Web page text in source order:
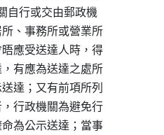
自行或交由郵政機
所、事務所或營業所
晤應受送達人時，得
，有應為送達之處所
達；又有前項所列
，行政機關為避免行
命為公示送達；當事